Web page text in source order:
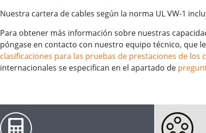
Nuestra cartera de cables según la norma UL VW-1
Para obtener más información sobre nuestras
póngase en contacto con nuestro equipo técnico, que
clasificaciones para las pruebas de prestaciones de los
internacionales se especifican en el apartado de